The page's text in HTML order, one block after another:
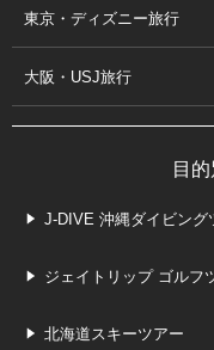
東京・ディズニー旅行
大阪・USJ旅行
目
J-DIVE 沖縄ダイビング
ジェイトリップ ゴルフ
北海道スキーツアー